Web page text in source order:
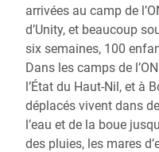
arrivées au camp de
d’Unity, et beaucoup
six semaines, 100
Dans les camps de
l’État du Haut-Nil, et à
déplacés vivent dans
l’eau et de la boue
des pluies, les mares